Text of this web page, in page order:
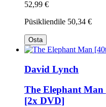
52,99 €
Püsikliendile 50,34 €
Osta
David Lynch
The Elephant
[2x DVD]